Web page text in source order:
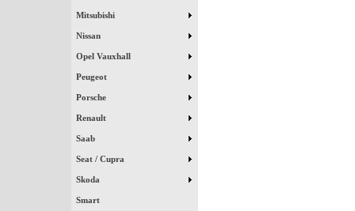
Mitsubishi
Nissan
Opel Vauxhall
Peugeot
Porsche
Renault
Saab
Seat / Cupra
Skoda
Smart